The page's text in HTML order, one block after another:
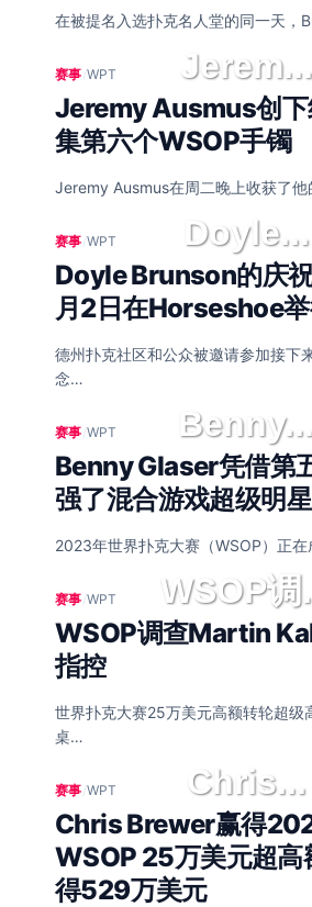
在被提名入选扑克名人堂的同一天，
Jerem...
赛事/WPT
Jeremy Ausmus创下
集第六个WSOP手镯
Jeremy Ausmus在周二晚上收获了
Doyle...
赛事/WPT
Doyle Brunson的庆
月2日在Horseshoe
德州扑克社区和公众被邀请参加接下
念…
赛事/WPT
Benny Glaser凭借第
强了混合游戏超级明
2023年世界扑克大赛（WSOP）正在
WSOP调
赛事/WPT
WSOP调查Martin
指控
世界扑克大赛25万美元高额转轮超级
桌…
Chris...
赛事/WPT
Chris Brewer赢得
WSOP 25万美元超高
得529万美元